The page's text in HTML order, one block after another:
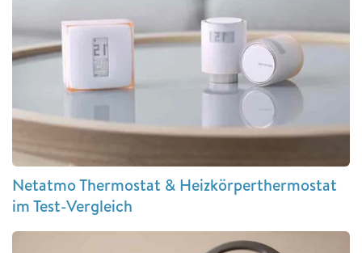
Netatmo Thermostat & Heizkörperthermostat
im Test-Vergleich